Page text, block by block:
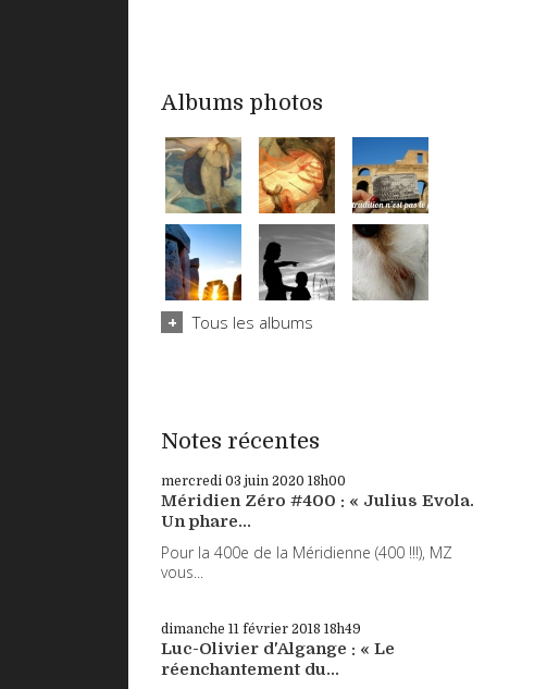
Albums photos
Tous les albums
Notes récentes
mercredi 03 juin 2020 18h00
Méridien Zéro #400 : « Julius Evola.
Un phare...
Pour la 400e de la Méridienne (400 !!!), MZ
vous...
dimanche 11 février 2018 18h49
Luc-Olivier d'Algange : « Le
réenchantement du...